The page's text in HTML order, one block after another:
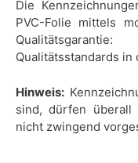
Die
PVC-Folie mittels
Qualitätsstandards in
Hinweis:
sind, dürfen überall
nicht zwingend